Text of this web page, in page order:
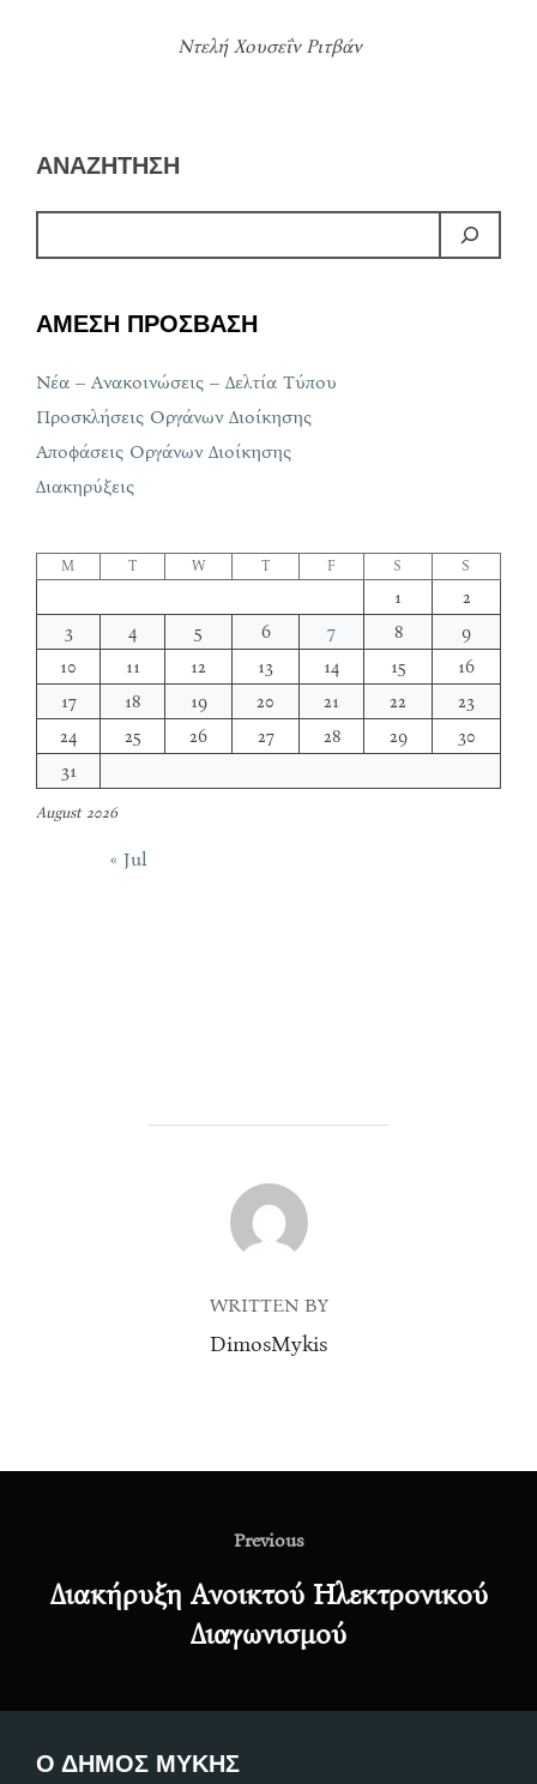
Ντελή Χουσεΐν Ριτβάν
ΑΝΑΖΗΤΗΣΗ
ΑΜΕΣΗ ΠΡΟΣΒΑΣΗ
Νέα – Ανακοινώσεις – Δελτία Τύπου
Προσκλήσεις Οργάνων Διοίκησης
Αποφάσεις Οργάνων Διοίκησης
Διακηρύξεις
August 2026
M T W T F S S
1
2
3
4 5 6 7 8
9
10
11 12 13 14 15
16
17
18 19 20 21 22
23
24
25 26 27 28 29
30
31
« Jul
POST AUTHOR
WRITTEN BY
DimosMykis
Previous
Previous
Διακήρυξη Ανοικτού Ηλεκτρονικού
Διαγωνισμού
Ο ΔΗΜΟΣ ΜΥΚΗΣ